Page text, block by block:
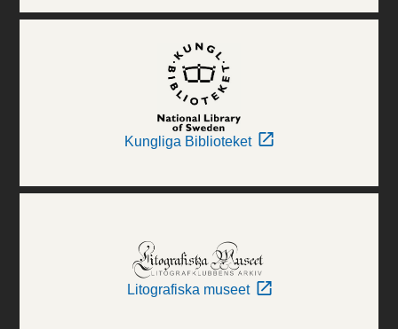
Kungliga Biblioteket
Litografiska museet